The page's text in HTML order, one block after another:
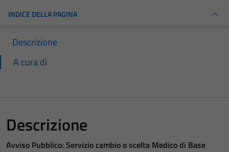
INDICE DELLA PAGINA
Descrizione
A cura di
Descrizione
Avviso Pubblico: Servizio cambio o scelta Medico di Base